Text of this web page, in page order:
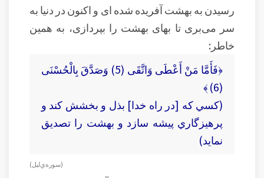
رسیدن به بهشت آفریده شده ای و اکنون در دنیا به
سر می‌بری تا بهای بهشت را بپردازی، به همین
خاطر:
﴿فَأَمَّا مَنْ أَعْطَى وَاتَّقَى (5) وَصَدَّقَ بِالْحُسْنَى
(6) ﴾
(کسي كه [در راه خدا] بذل و بخشش كند و
پرهيزگاري پيشه سازد و بهشت را تصدیق
نماید)
(سوره‌ي ليل)